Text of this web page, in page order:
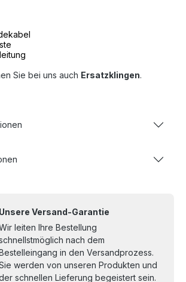
Sie bei uns auch Ersatzklingen.
Unsere Versand-Garantie
leiten Ihre Bestellung
nach dem
in den Versandprozess.
werden von unseren Produkten und
schnellen Lieferung begeistert sein.